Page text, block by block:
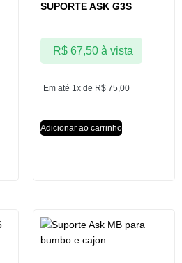
SUPORTE ASK G3S
Em até 1x de R$ 75,00
R$67,50 à vista
Adicionar ao carrinho